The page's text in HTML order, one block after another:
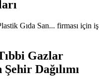
Gıda San... firması için iş
Gazlar
Dağılımı